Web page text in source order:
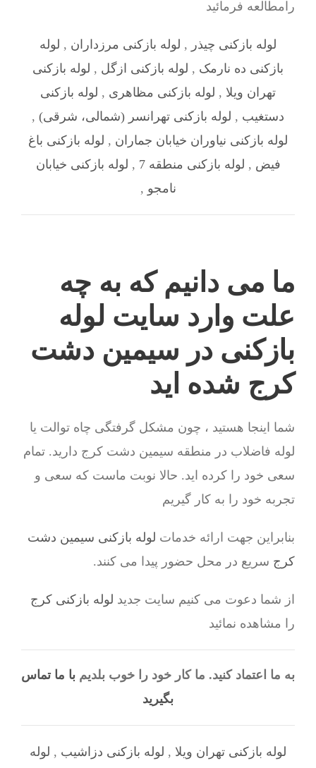
رامطالعه فرمائید
لوله بازکنی چیذر , لوله بازکنی مرزداران , لوله
بازکنی ده نارمک , لوله بازکنی ازگل , لوله بازکنی
تهران ویلا , لوله بازکنی مظاهری , لوله بازکنی
دستغیب , لوله بازکنی تهرانسر (شمالی، شرقی) ,
لوله بازکنی نیاوران خیابان جماران , لوله بازکنی باغ
فیض , لوله بازکنی منطقه 7 , لوله بازکنی خیابان
نامجو ,
ما می دانیم که به چه
علت وارد سایت لوله
بازکنی در سیمین دشت
کرج شده اید
شما اینجا هستید ، چون مشکل گرفتگی چاه توالت یا
لوله فاضلاب در منطقه سیمین دشت کرج دارید. تمام
سعی خود را کرده اید. حالا نوبت ماست که سعی و
تجربه خود را به کار گیریم
بنابراین جهت ارائه خدمات لوله بازکنی سیمین دشت
کرج سریع در محل حضور پیدا می کنند.
از شما دعوت می کنیم سایت جدید لوله بازکنی کرج
را مشاهده نمائید
به ما اعتماد کنید. ما کار خود را خوب بلدیم با ما تماس
بگیرید
لوله بازکنی تهران ویلا , لوله بازکنی دزاشیب , لوله